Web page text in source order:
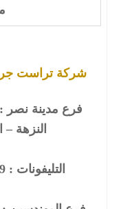
شركة تراست
النزهة
التليفونات : 26901129 - 01117172647